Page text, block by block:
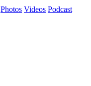
Photos Videos Podcast